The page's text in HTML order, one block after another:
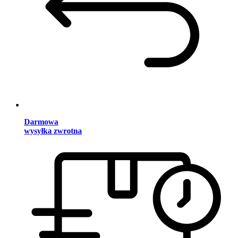
Darmowa
wysyłka zwrotna